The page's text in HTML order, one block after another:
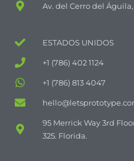
Av. del Cerro del
ESTADOS UNIDOS
+1 (786) 402 1124
+1 (786) 813 4047
95 Merrick Way 3rd
325. Florida.